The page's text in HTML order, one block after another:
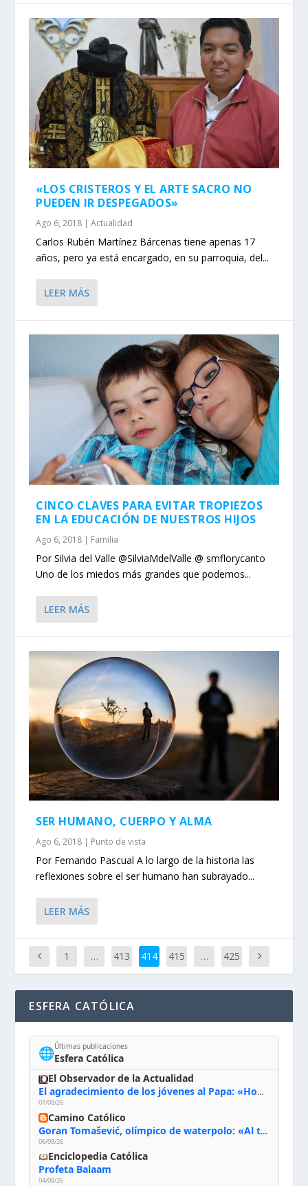
«LOS CRISTEROS Y EL ARTE SACRO NO
PUEDEN IR DESPEGADOS»
Ago 6, 2018 |Actualidad
Carlos Rubén Martínez Bárcenas tiene apenas 17
años, pero ya está encargado, en su parroquia, del...
LEER MÁS
CINCO CLAVES PARA EVITAR TROPIEZOS
EN LA EDUCACIÓN DE NUESTROS HIJOS
Ago 6, 2018 | Familia
Por Silvia del Valle @SilviaMdelValle @ smflorycanto
Uno de los miedos más grandes que podemos...
LEER MÁS
SER HUMANO, CUERPO Y ALMA
Ago 6, 2018 | Punto de vista
Por Fernando Pascual A lo largo de la historia las
reflexiones sobre el ser humano han subrayado...
LEER MÁS
1 … 413 414 415 … 425
ESFERA CATÓLICA
🌐Últimas publicaciones
Esfera Católica
El Observador de la Actualidad
El agradecimiento de los jóvenes al Papa: «Hoy nos sentimos Iglesia»
07/08/26
Camino Católico
Goran Tomašević, olímpico de waterpolo: «Al terminar el Camino de Santiago entregué mi vida a Cristo; hablé con Dios y le dije: ‘Estoy listo; estoy a tu servicio. Puedo llevar lo que sea necesario para ti’»
06/08/26
Enciclopedia Católica
Profeta Balaam
04/08/26